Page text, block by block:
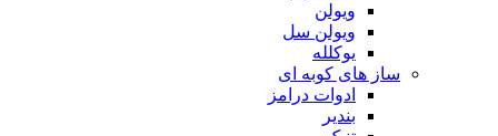
ویولن
ویولن سل
یوکلله
ساز های کوبه ای
ادوات درامز
بندیر